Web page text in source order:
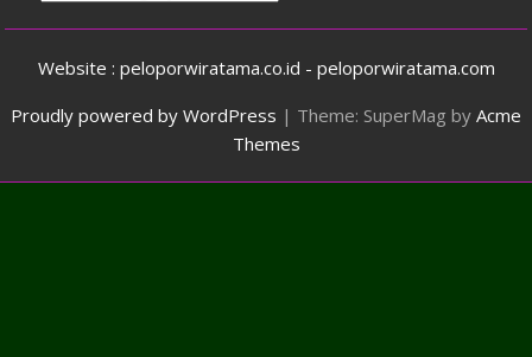
Website : peloporwiratama.co.id - peloporwiratama.com
Proudly powered by WordPress | Theme: SuperMag by Acme
Themes